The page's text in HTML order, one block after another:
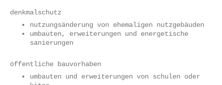
denkmalschutz
nutzungsänderung von ehemaligen nutzgebäuden
umbauten, erweiterungen und energetische
sanierungen
öffentliche bauvorhaben
umbauten und erweiterungen von schulen oder